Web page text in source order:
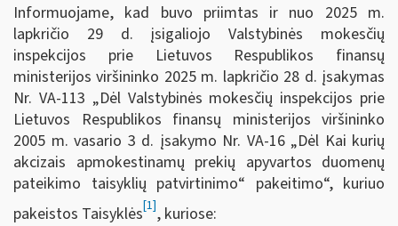
Informuojame, kad buvo priimtas ir nuo 2025 m.
lapkričio 29 d. įsigaliojo Valstybinės mokesčių
inspekcijos prie Lietuvos Respublikos finansų
ministerijos viršininko 2025 m. lapkričio 28 d. įsakymas
Nr. VA-113 „Dėl Valstybinės mokesčių inspekcijos prie
Lietuvos Respublikos finansų ministerijos viršininko
2005 m. vasario 3 d. įsakymo Nr. VA-16 „Dėl Kai kurių
akcizais apmokestinamų prekių apyvartos duomenų
pateikimo taisyklių patvirtinimo“ pakeitimo“, kuriuo
pakeistos Taisyklės[1], kuriose: